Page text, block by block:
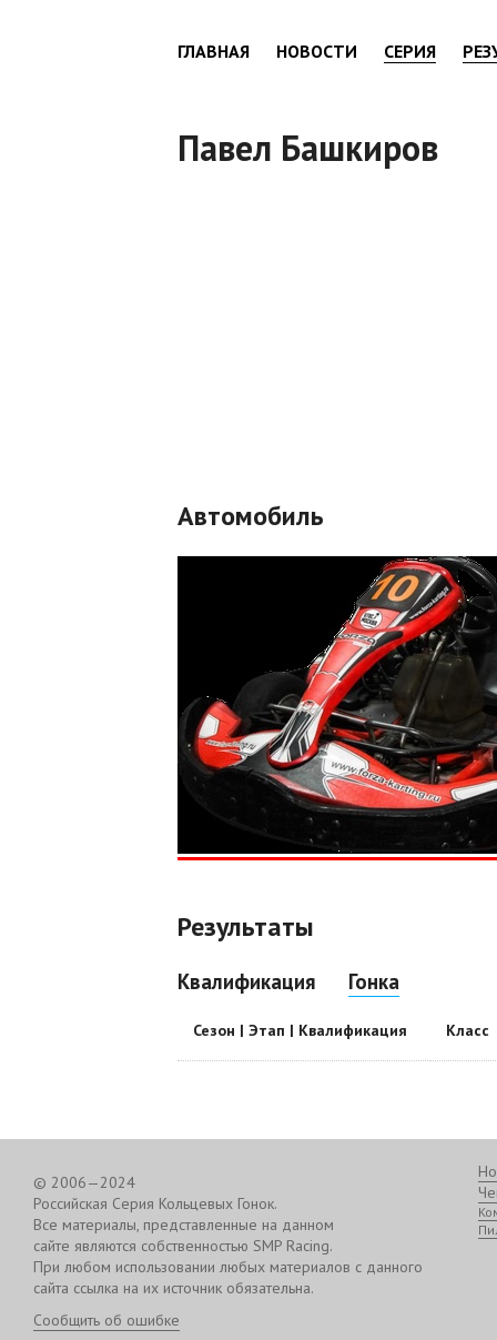
ГЛАВНАЯ НОВОСТИ СЕРИЯ
Павел Башкиров
Автомобиль
Результаты
Квалификация Гонка
Сезон | Этап | Квалификация Класс
© 2006—2024
Российская Серия Кольцевых Гонок.
Все материалы, представленные на данном
сайте являются собственностью SMP Racing.
При любом использовании любых материалов с данного
сайта ссылка на их источник обязательна.
Сообщить об ошибке